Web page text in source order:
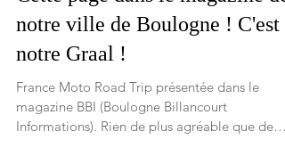
Cette page dans le magazine de
notre ville de Boulogne ! C'est
notre Graal !
France Moto Road Trip présentée dans le
magazine BBI (Boulogne Billancourt